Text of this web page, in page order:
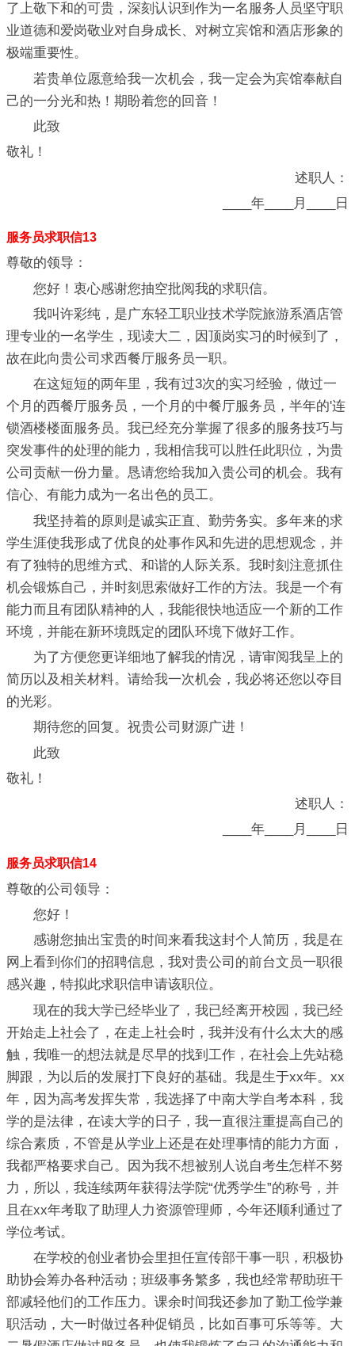
了上敬下和的可贵，深刻认识到作为一名服务人员坚守职
业道德和爱岗敬业对自身成长、对树立宾馆和酒店形象的
极端重要性。
若贵单位愿意给我一次机会，我一定会为宾馆奉献自
己的一分光和热！期盼着您的回音！
此致
敬礼！
述职人：
____年____月____日
服务员求职信13
尊敬的领导：
您好！衷心感谢您抽空批阅我的求职信。
我叫许彩纯，是广东轻工职业技术学院旅游系酒店管
理专业的一名学生，现读大二，因顶岗实习的时候到了，
故在此向贵公司求西餐厅服务员一职。
在这短短的两年里，我有过3次的实习经验，做过一
个月的西餐厅服务员，一个月的中餐厅服务员，半年的'连
锁酒楼楼面服务员。我已经充分掌握了很多的服务技巧与
突发事件的处理的能力，我相信我可以胜任此职位，为贵
公司贡献一份力量。恳请您给我加入贵公司的机会。我有
信心、有能力成为一名出色的员工。
我坚持着的原则是诚实正直、勤劳务实。多年来的求
学生涯使我形成了优良的处事作风和先进的思想观念，并
有了独特的思维方式、和谐的人际关系。我时刻注意抓住
机会锻炼自己，并时刻思索做好工作的方法。我是一个有
能力而且有团队精神的人，我能很快地适应一个新的工作
环境，并能在新环境既定的团队环境下做好工作。
为了方便您更详细地了解我的情况，请审阅我呈上的
简历以及相关材料。请给我一次机会，我必将还您以夺目
的光彩。
期待您的回复。祝贵公司财源广进！
此致
敬礼！
述职人：
____年____月____日
服务员求职信14
尊敬的公司领导：
您好！
感谢您抽出宝贵的时间来看我这封个人简历，我是在
网上看到你们的招聘信息，我对贵公司的前台文员一职很
感兴趣，特拟此求职信申请该职位。
现在的我大学已经毕业了，我已经离开校园，我已经
开始走上社会了，在走上社会时，我并没有什么太大的感
触，我唯一的想法就是尽早的找到工作，在社会上先站稳
脚跟，为以后的发展打下良好的基础。我是生于xx年。xx
年，因为高考发挥失常，我选择了中南大学自考本科，我
学的是法律，在读大学的日子，我一直很注重提高自己的
综合素质，不管是从学业上还是在处理事情的能力方面，
我都严格要求自己。因为我不想被别人说自考生怎样不努
力，所以，我连续两年获得法学院“优秀学生”的称号，并
且在xx年考取了助理人力资源管理师，今年还顺利通过了
学位考试。
在学校的创业者协会里担任宣传部干事一职，积极协
助协会筹办各种活动；班级事务繁多，我也经常帮助班干
部减轻他们的工作压力。课余时间我还参加了勤工俭学兼
职活动，大一时做过各种促销员，比如百事可乐等等。大